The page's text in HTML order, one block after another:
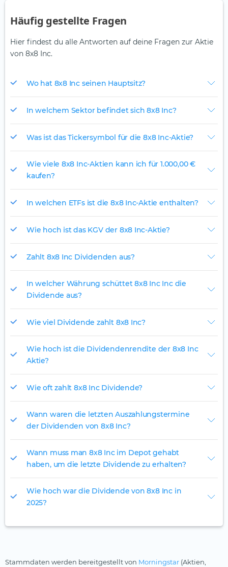
Häufig gestellte Fragen
Hier findest du alle Antworten auf deine Fragen zur Aktie
von 8x8 Inc.
Wo hat 8x8 Inc seinen Hauptsitz?
In welchem Sektor befindet sich 8x8 Inc?
Was ist das Tickersymbol für die 8x8 Inc-Aktie?
Wie viele 8x8 Inc-Aktien kann ich für 1.000,00 €
kaufen?
In welchen ETFs ist die 8x8 Inc-Aktie enthalten?
Wie hoch ist das KGV der 8x8 Inc-Aktie?
Zahlt 8x8 Inc Dividenden aus?
In welcher Währung schüttet 8x8 Inc Inc die
Dividende aus?
Wie viel Dividende zahlt 8x8 Inc?
Wie hoch ist die Dividendenrendite der 8x8 Inc
Aktie?
Wie oft zahlt 8x8 Inc Dividende?
Wann waren die letzten Auszahlungstermine
der Dividenden von 8x8 Inc?
Wann muss man 8x8 Inc im Depot gehabt
haben, um die letzte Dividende zu erhalten?
Wie hoch war die Dividende von 8x8 Inc in
2025?
Stammdaten werden bereitgestellt von Morningstar (Aktien,